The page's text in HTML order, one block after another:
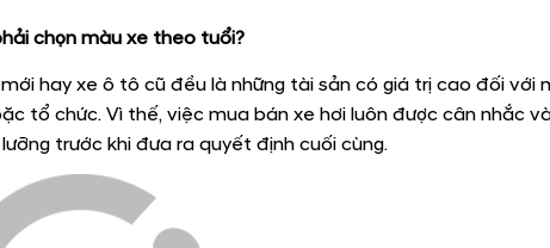
chọn màu xe theo tuổi?
hay xe ô tô cũ đều là những tài sản có giá trị cao đối với
tổ chức. Vì thế, việc mua bán xe hơi luôn được cân nhắc
trước khi đưa ra quyết định cuối cùng.